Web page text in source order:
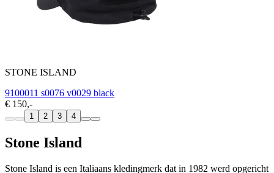
STONE ISLAND
9100011 s0076 v0029 black
€ 150,-
1 2 3 4
Stone Island
Stone Island is een Italiaans kledingmerk dat in 1982 werd opgericht